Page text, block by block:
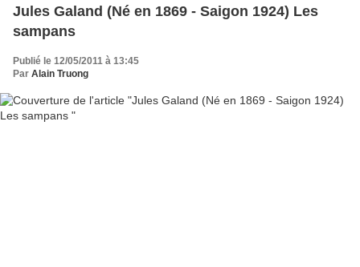
Jules Galand (Né en 1869 - Saigon 1924) Les
sampans
Publié le 12/05/2011 à 13:45
Par Alain Truong